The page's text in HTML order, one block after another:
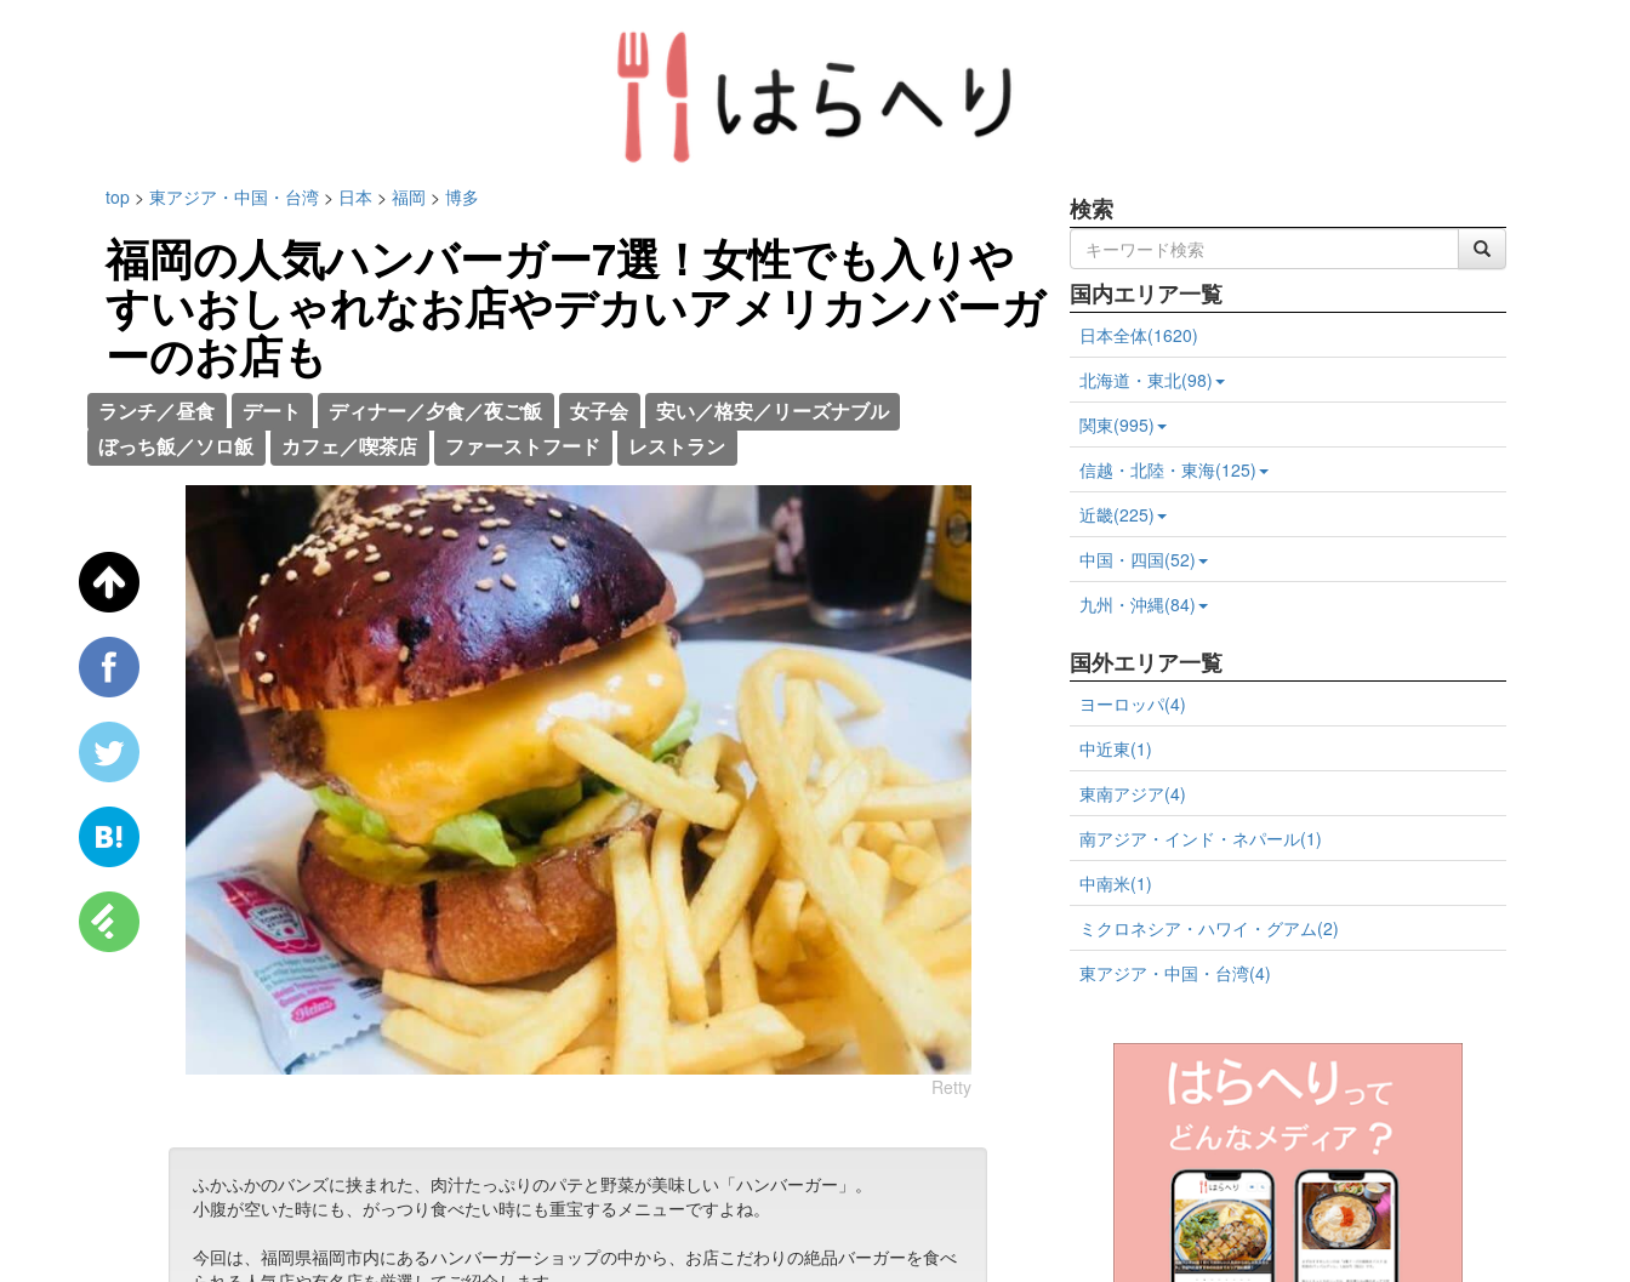
top > 東アジア・中国・台湾 > 日本 > 福岡 > 博多
福岡の人気ハンバーガー7選！女性でも入りや
すいおしゃれなお店やデカいアメリカンバーガ
ーのお店も
ランチ／昼食 デート ディナー／夕食／夜ご飯 女子会
安い／格安／リーズナブル
ぼっち飯／ソロ飯
カフェ／喫茶店 ファーストフード レストラン
Retty
ふかふかのバンズに挟まれた、肉汁たっぷりのパテと野菜が美味しい「ハンバーガー」。
小腹が空いた時にも、がっつり食べたい時にも重宝するメニューですよね。
今回は、福岡県福岡市内にあるハンバーガーショップの中から、お店こだわりの絶品バーガーを食べ
検索
国内エリア一覧
日本全体(1620)
北海道・東北(98)
関東(995)
信越・北陸・東海(125)
近畿(225)
中国・四国(52)
九州・沖縄(84)
国外エリア一覧
ヨーロッパ(4)
中近東(1)
東南アジア(4)
南アジア・インド・ネパール(1)
中南米(1)
ミクロネシア・ハワイ・グアム(2)
東アジア・中国・台湾(4)